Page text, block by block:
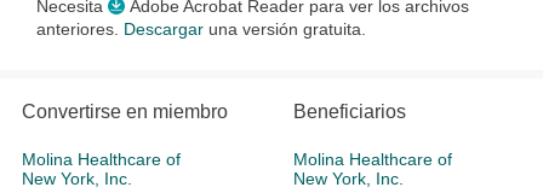
Necesita
Adobe Acrobat Reader para ver los archivos
anteriores. Descargar una versión gratuita.
Convertirse en miembro
Molina Healthcare of
New York, Inc.
Beneficiarios
Molina Healthcare of
New York, Inc.